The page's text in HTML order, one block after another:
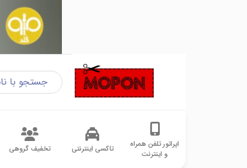
اپراتور تلفن همراه
و اینترنت
تاکسی اینترنتی تخفیف گروهی